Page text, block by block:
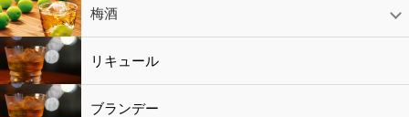
赤ワイン
白ワイン
ロゼワイン
スパークリング
シャンパン 梅酒
梅酒
シャンパン
リキュール リキュール
ブランデー